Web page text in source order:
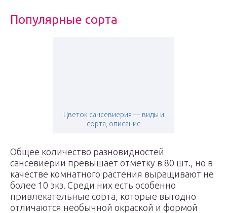
Популярные сорта
Цветок сансевиерия — виды и
сорта, описание
Общее количество разновидностей
сансевиерии превышает отметку в 80 шт., но в
качестве комнатного растения выращивают не
более 10 экз. Среди них есть особенно
привлекательные сорта, которые выгодно
отличаются необычной окраской и формой